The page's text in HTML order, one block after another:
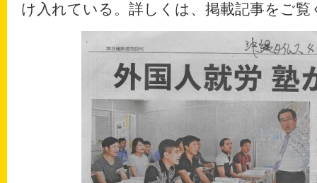
け入れている。詳しくは、掲載記事をご覧